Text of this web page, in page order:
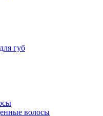
губ
волосы